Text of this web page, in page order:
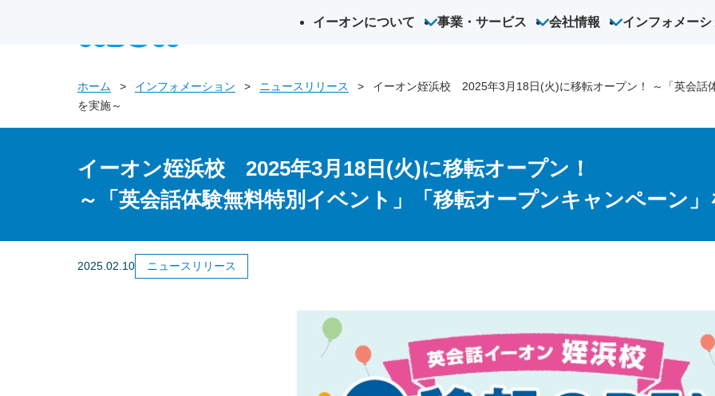
イーオンについて 事業・サービス 会社情報 インフォメーシ
ホーム インフォメーション ニュースリリース
イーオン姪浜校 2025年3月18日(火)に移転オープン！ ～「英会話
を実施～
イーオン姪浜校 2025年3月18日(火)に移転オープン！
～「英会話体験無料特別イベント」「移転オープンキャンペーン」
2025.02.10 ニュースリリース